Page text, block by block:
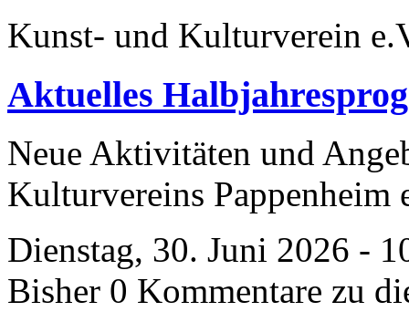
Kunst- und Kulturverein
Aktuelles
Neue Aktivitäten und
Kulturvereins Pappenheim
Dienstag, 30. Juni 2026 -
Bisher 0 Kommentare zu